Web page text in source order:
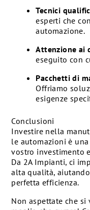
Tecnici
esperti che
automazione.
Attenzione ai
eseguito con
Pacchetti di
Offriamo
esigenze
Conclusioni
Investire nella
le automazioni è
vostro investimento
Da 2A Impianti, ci
alta qualità,
perfetta efficienza.
Non aspettate che